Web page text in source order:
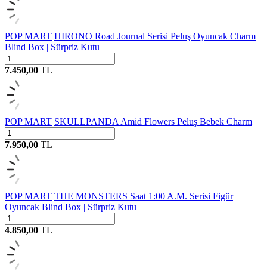
POP MART HIRONO Road Journal Serisi Peluş Oyuncak Charm
Blind Box | Sürpriz Kutu
7.450,00 TL
POP MART SKULLPANDA Amid Flowers Peluş Bebek Charm
7.950,00 TL
POP MART THE MONSTERS Saat 1:00 A.M. Serisi Figür
Oyuncak Blind Box | Sürpriz Kutu
4.850,00 TL